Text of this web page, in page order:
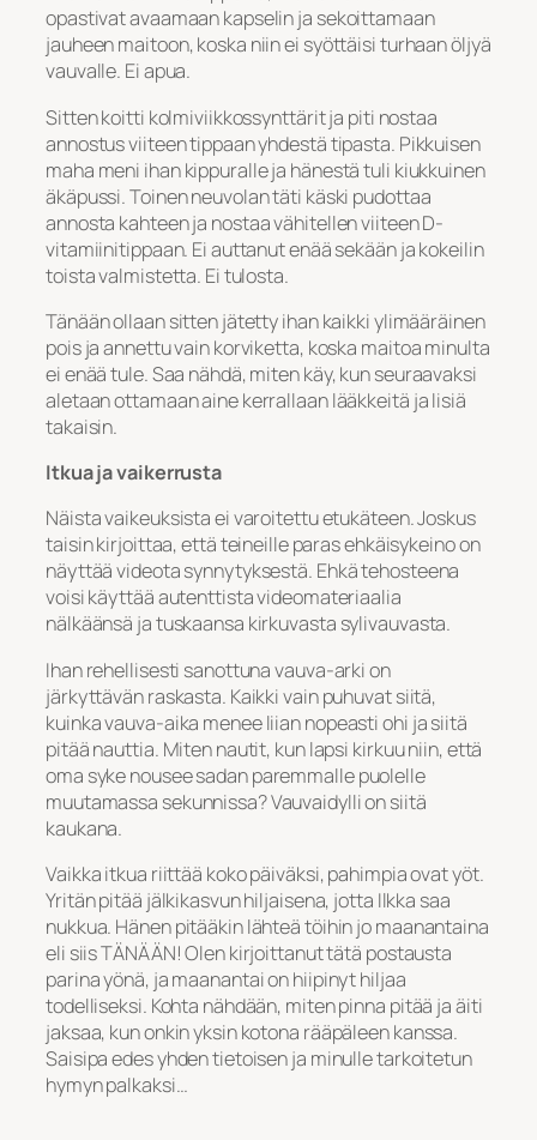
opastivat avaamaan kapselin ja sekoittamaan
jauheen maitoon, koska niin ei syöttäisi turhaan öljyä
vauvalle. Ei apua.
Sitten koitti kolmiviikkossynttärit ja piti nostaa
annostus viiteen tippaan yhdestä tipasta. Pikkuisen
maha meni ihan kippuralle ja hänestä tuli kiukkuinen
äkäpussi. Toinen neuvolan täti käski pudottaa
annosta kahteen ja nostaa vähitellen viiteen D-
vitamiinitippaan. Ei auttanut enää sekään ja kokeilin
toista valmistetta. Ei tulosta.
Tänään ollaan sitten jätetty ihan kaikki ylimääräinen
pois ja annettu vain korviketta, koska maitoa minulta
ei enää tule. Saa nähdä, miten käy, kun seuraavaksi
aletaan ottamaan aine kerrallaan lääkkeitä ja lisiä
takaisin.
Itkua ja vaikerrusta
Näista vaikeuksista ei varoitettu etukäteen. Joskus
taisin kirjoittaa, että teineille paras ehkäisykeino on
näyttää videota synnytyksestä. Ehkä tehosteena
voisi käyttää autenttista videomateriaalia
nälkäänsä ja tuskaansa kirkuvasta sylivauvasta.
Ihan rehellisesti sanottuna vauva-arki on
järkyttävän raskasta. Kaikki vain puhuvat siitä,
kuinka vauva-aika menee liian nopeasti ohi ja siitä
pitää nauttia. Miten nautit, kun lapsi kirkuu niin, että
oma syke nousee sadan paremmalle puolelle
muutamassa sekunnissa? Vauvaidylli on siitä
kaukana.
Vaikka itkua riittää koko päiväksi, pahimpia ovat yöt.
Yritän pitää jälkikasvun hiljaisena, jotta Ilkka saa
nukkua. Hänen pitääkin lähteä töihin jo maanantaina
eli siis TÄNÄÄN! Olen kirjoittanut tätä postausta
parina yönä, ja maanantai on hiipinyt hiljaa
todelliseksi. Kohta nähdään, miten pinna pitää ja äiti
jaksaa, kun onkin yksin kotona rääpäleen kanssa.
Saisipa edes yhden tietoisen ja minulle tarkoitetun
hymyn palkaksi…